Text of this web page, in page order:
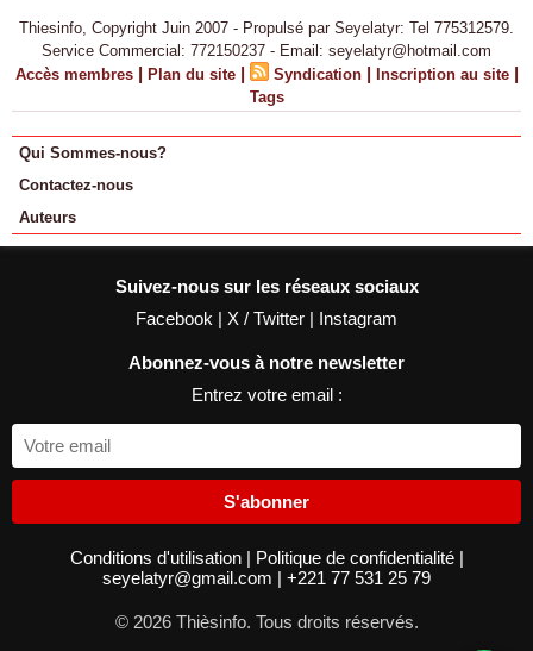
Thiesinfo, Copyright Juin 2007 - Propulsé par Seyelatyr: Tel 775312579.
Service Commercial: 772150237 - Email: seyelatyr@hotmail.com
Accès membres | Plan du site | Syndication | Inscription au site |
Tags
Qui Sommes-nous?
Contactez-nous
Auteurs
Suivez-nous sur les réseaux sociaux
Facebook | X / Twitter | Instagram
Abonnez-vous à notre newsletter
Entrez votre email :
S'abonner
Conditions d'utilisation | Politique de confidentialité |
seyelatyr@gmail.com | +221 77 531 25 79
© 2026 Thièsinfo. Tous droits réservés.